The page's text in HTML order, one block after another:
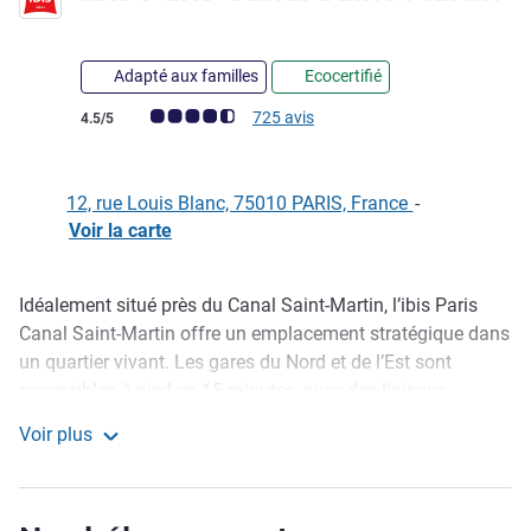
Adapté aux familles Ecocertifié
Note Avis clients (Note ALL)
4.5/5 725 avis
12, rue Louis Blanc, 75010 PARIS, France -
Voir la carte
Description
Idéalement situé près du Canal Saint-Martin, l’ibis Paris
Canal Saint-Martin offre un emplacement stratégique dans
un quartier vivant. Les gares du Nord et de l’Est sont
lignes de métro à moins de 300 mètres permettent de
Voir plus